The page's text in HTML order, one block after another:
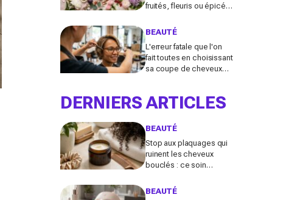
fruités, fleuris ou épicés
Guerlain vont booster
BEAUTÉ
L'erreur fatale que l'on
fait toutes en choisissant
sa coupe de cheveux
DERNIERS ARTICLES
BEAUTÉ
Stop aux plaquages qui
ruinent les cheveux
bouclés : ce soin
Secrets de Loly fait la
BEAUTÉ